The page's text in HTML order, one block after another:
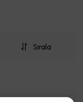
Sırala